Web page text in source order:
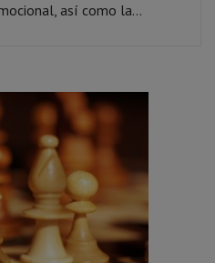
así como la...